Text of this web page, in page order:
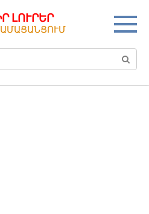
ԼՈՒՐԵՐ